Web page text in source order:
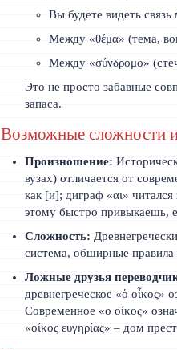
Вы будете видеть
Между «θέμα» (тема,
Между «σύνδρομο»
Это не просто забавные
запаса.
Возможные сложности
Произношение:
вузах) отличается от
как [и]; диграф «αι»
этому быстро привыкаешь,
Сложность:
система, обширные
Ложные друзья
древнегреческое «ὁ οἶκος»
Современное «ο οίκος»
«οίκος ευγηρίας» – дом